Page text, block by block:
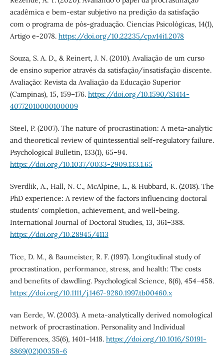
acadêmica e bem-estar subjetivo na predição da satisfação
com o programa de pós-graduação. Ciencias Psicológicas, 14(1),
Artigo e-2078. https://doi.org/10.22235/cp.v14i1.2078
Souza, S. A. D., & Reinert, J. N. (2010). Avaliação de um curso
de ensino superior através da satisfação/insatisfação discente.
Avaliação: Revista da Avaliação da Educação Superior
(Campinas), 15, 159–176. https://doi.org/10.1590/S1414-
40772010000100009
Steel, P. (2007). The nature of procrastination: A meta-analytic
and theoretical review of quintessential self-regulatory failure.
Psychological Bulletin, 133(1), 65–94.
https://doi.org/10.1037/0033-2909.133.1.65
Sverdlik, A., Hall, N. C., McAlpine, L., & Hubbard, K. (2018). The
PhD experience: A review of the factors influencing doctoral
students' completion, achievement, and well-being.
International Journal of Doctoral Studies, 13, 361–388.
https://doi.org/10.28945/4113
Tice, D. M., & Baumeister, R. F. (1997). Longitudinal study of
procrastination, performance, stress, and health: The costs
and benefits of dawdling. Psychological Science, 8(6), 454–458.
https://doi.org/10.1111/j.1467-9280.1997.tb00460.x
van Eerde, W. (2003). A meta-analytically derived nomological
network of procrastination. Personality and Individual
Differences, 35(6), 1401–1418. https://doi.org/10.1016/S0191-
8869(02)00358-6